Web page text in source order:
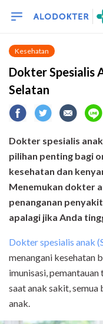
Kesehatan
Dokter Spesialis
Selatan
Dokter spesialis
pilihan penting bagi
kesehatan dan
Menemukan dokter
penanganan
apalagi jika Anda
Dokter spesialis anak
menangani kesehatan
imunisasi,
saat anak sakit,
anak.